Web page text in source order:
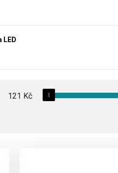
LED
121 Kč